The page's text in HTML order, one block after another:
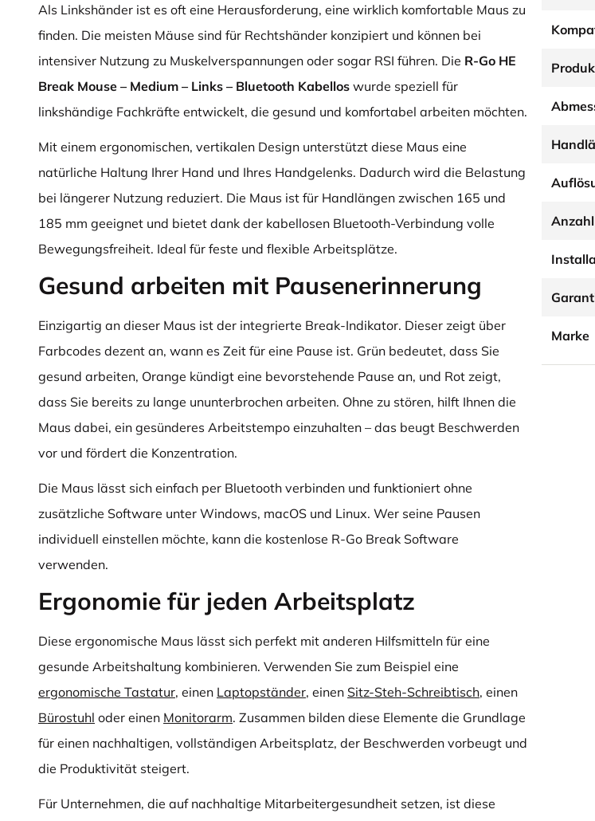
Als Linkshänder ist es oft eine Herausforderung, eine wirklich komfortable Maus zu
finden. Die meisten Mäuse sind für Rechtshänder konzipiert und können bei
intensiver Nutzung zu Muskelverspannungen oder sogar RSI führen. Die R-Go HE
Break Mouse – Medium – Links – Bluetooth Kabellos wurde speziell für
linkshändige Fachkräfte entwickelt, die gesund und komfortabel arbeiten möchten.
Mit einem ergonomischen, vertikalen Design unterstützt diese Maus eine
natürliche Haltung Ihrer Hand und Ihres Handgelenks. Dadurch wird die Belastung
bei längerer Nutzung reduziert. Die Maus ist für Handlängen zwischen 165 und
185 mm geeignet und bietet dank der kabellosen Bluetooth-Verbindung volle
Bewegungsfreiheit. Ideal für feste und flexible Arbeitsplätze.
Gesund arbeiten mit Pausenerinnerung
Einzigartig an dieser Maus ist der integrierte Break-Indikator. Dieser zeigt über
Farbcodes dezent an, wann es Zeit für eine Pause ist. Grün bedeutet, dass Sie
gesund arbeiten, Orange kündigt eine bevorstehende Pause an, und Rot zeigt,
dass Sie bereits zu lange ununterbrochen arbeiten. Ohne zu stören, hilft Ihnen die
Maus dabei, ein gesünderes Arbeitstempo einzuhalten – das beugt Beschwerden
vor und fördert die Konzentration.
Die Maus lässt sich einfach per Bluetooth verbinden und funktioniert ohne
zusätzliche Software unter Windows, macOS und Linux. Wer seine Pausen
individuell einstellen möchte, kann die kostenlose R-Go Break Software
verwenden.
Ergonomie für jeden Arbeitsplatz
Diese ergonomische Maus lässt sich perfekt mit anderen Hilfsmitteln für eine
gesunde Arbeitshaltung kombinieren. Verwenden Sie zum Beispiel eine
ergonomische Tastatur, einen Laptopständer, einen Sitz-Steh-Schreibtisch, einen
Bürostuhl oder einen Monitorarm. Zusammen bilden diese Elemente die Grundlage
für einen nachhaltigen, vollständigen Arbeitsplatz, der Beschwerden vorbeugt und
die Produktivität steigert.
Für Unternehmen, die auf nachhaltige Mitarbeitergesundheit setzen, ist diese
Marke